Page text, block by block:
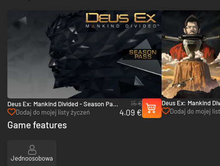
Deus Ex: Mankind Divided - Season Pass
- Xbox One & Xbox Series X|S
Dodaj do mojej listy życzeń
15 €
4.09 €
Deus Ex: Mankind
Criminal Past - Xbox
Xbox Series X|S
Dodaj do mojej
Game features
Jednoosobowa